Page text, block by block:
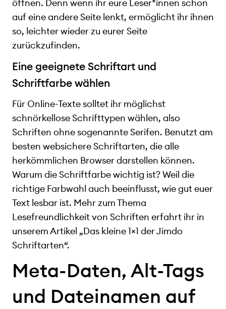
öffnen. Denn wenn ihr eure Leser*innen schon
auf eine andere Seite lenkt, ermöglicht ihr ihnen
so, leichter wieder zu eurer Seite
zurückzufinden.
Eine geeignete Schriftart und
Schriftfarbe wählen
Für Online-Texte solltet ihr möglichst
schnörkellose Schrifttypen wählen, also
Schriften ohne sogenannte Serifen. Benutzt am
besten websichere Schriftarten, die alle
herkömmlichen Browser darstellen können.
Warum die Schriftfarbe wichtig ist? Weil die
richtige Farbwahl auch beeinflusst, wie gut euer
Text lesbar ist. Mehr zum Thema
Lesefreundlichkeit von Schriften erfahrt ihr in
unserem Artikel „Das kleine 1×1 der Jimdo
Schriftarten“.
Meta-Daten, Alt-Tags
und Dateinamen auf